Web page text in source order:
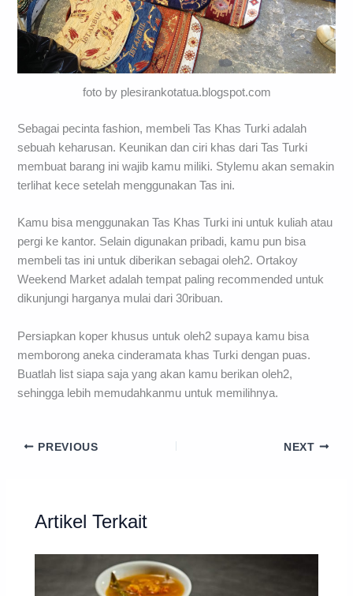
foto by plesirankotatua.blogspot.com
Sebagai pecinta fashion, membeli Tas Khas Turki adalah
sebuah keharusan. Keunikan dan ciri khas dari Tas Turki
membuat barang ini wajib kamu miliki. Stylemu akan semakin
terlihat kece setelah menggunakan Tas ini.
Kamu bisa menggunakan Tas Khas Turki ini untuk kuliah atau
pergi ke kantor. Selain digunakan pribadi, kamu pun bisa
membeli tas ini untuk diberikan sebagai oleh2. Ortakoy
Weekend Market adalah tempat paling recommended untuk
dikunjungi harganya mulai dari 30ribuan.
Persiapkan koper khusus untuk oleh2 supaya kamu bisa
memborong aneka cinderamata khas Turki dengan puas.
Buatlah list siapa saja yang akan kamu berikan oleh2,
sehingga lebih memudahkanmu untuk memilihnya.
PREVIOUS NEXT
Artikel Terkait